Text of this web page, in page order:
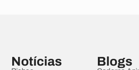
Notícias Blogs